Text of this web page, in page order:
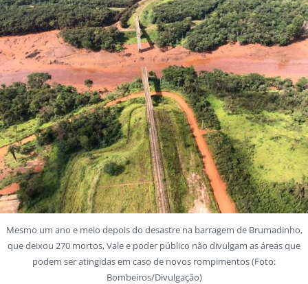
Mesmo um ano e meio depois do desastre na barragem de Brumadinho,
que deixou 270 mortos, Vale e poder público não divulgam as áreas que
podem ser atingidas em caso de novos rompimentos (Foto:
Bombeiros/Divulgação)